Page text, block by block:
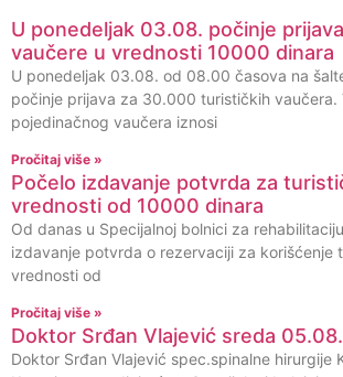
U ponedeljak 03.08. počinje
vaučere u vrednosti 10000 dinara
U ponedeljak 03.08. od 08.00 časova na
počinje prijava za 30.000 turističkih vaučera.
pojedinačnog vaučera iznosi
Pročitaj više »
Počelo izdavanje potvrda za
vrednosti od 10000 dinara
Od danas u Specijalnoj bolnici za
izdavanje potvrda o rezervaciji za korišćenje
vrednosti od
Pročitaj više »
Doktor Srđan Vlajević sreda
Doktor Srđan Vlajević spec.spinalne hirurgije